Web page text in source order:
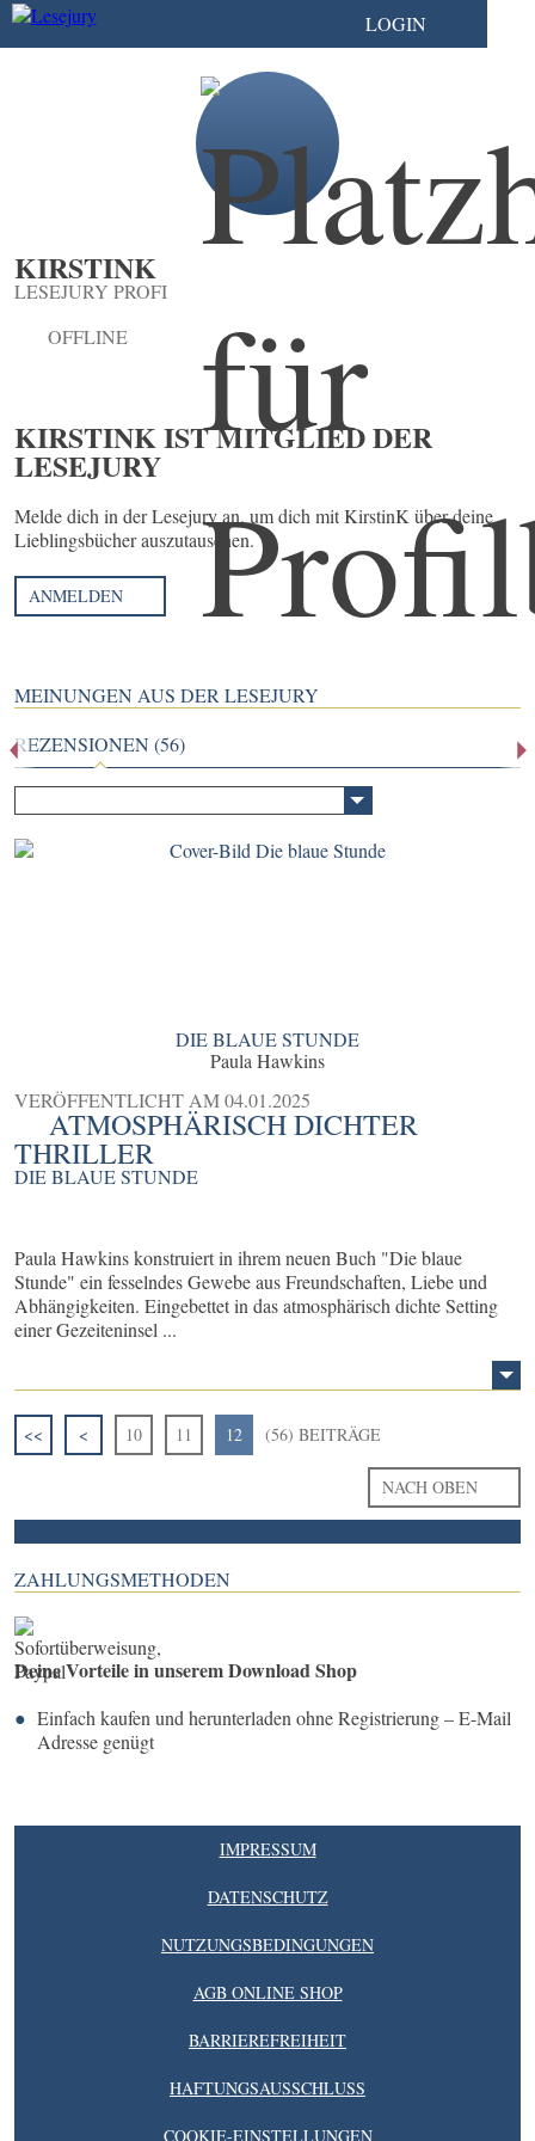
LOGIN
KIRSTINK
LESEJURY PROFI
OFFLINE
KIRSTINK IST MITGLIED DER
LESEJURY
Melde dich in der Lesejury an, um dich mit KirstinK über deine
Lieblingsbücher auszutauschen.
ANMELDEN
MEINUNGEN AUS DER LESEJURY
REZENSIONEN (56)
DIE BLAUE STUNDE
Paula Hawkins
VERÖFFENTLICHT AM04.01.2025
ATMOSPHÄRISCH DICHTER
THRILLER
DIE BLAUE STUNDE
Paula Hawkins konstruiert in ihrem neuen Buch "Die blaue
Stunde" ein fesselndes Gewebe aus Freundschaften, Liebe und
Abhängigkeiten. Eingebettet in das atmosphärisch dichte Setting
einer Gezeiteninsel ...
<< < 10 11 12 (56) BEITRÄGE
NACH OBEN
ZAHLUNGSMETHODEN
Deine Vorteile in unserem Download Shop
Einfach kaufen und herunterladen ohne Registrierung – E-Mail
Adresse genügt
IMPRESSUM
DATENSCHUTZ
NUTZUNGSBEDINGUNGEN
AGB ONLINE SHOP
BARRIEREFREIHEIT
HAFTUNGSAUSSCHLUSS
COOKIE-EINSTELLUNGEN